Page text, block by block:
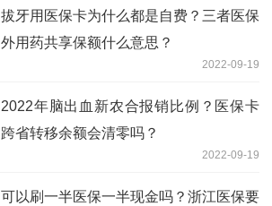
拔牙用医保卡为什么都是自费？三者医保
外用药共享保额什么意思？
2022-09-19
2022年脑出血新农合报销比例？医保卡
跨省转移余额会清零吗？
2022-09-19
可以刷一半医保一半现金吗？浙江医保要